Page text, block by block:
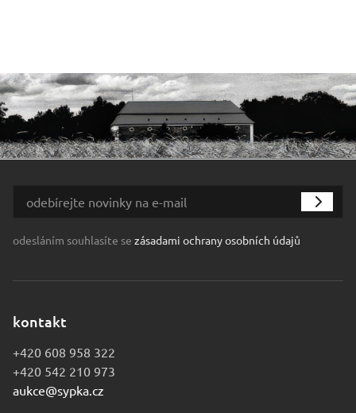
odesláním souhlasíte se zásadami ochrany osobních údajů
kontakt
+420 608 958 322
+420 542 210 973
aukce@sypka.cz